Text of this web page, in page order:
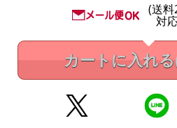
(送
対
カートに入れる